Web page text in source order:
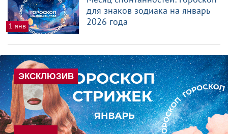
1 янв
для знаков зодиака на январь
2026 года